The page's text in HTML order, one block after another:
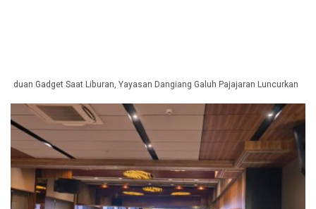
Gadget Saat Liburan, Yayasan Dangiang Galuh Pajajaran Luncurkan